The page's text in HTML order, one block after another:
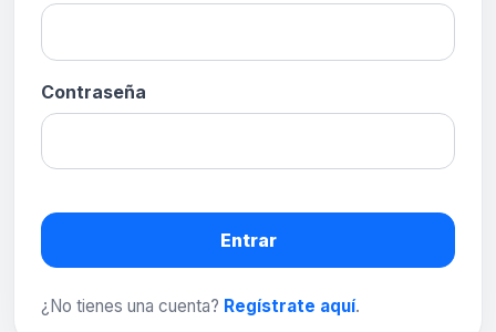
Contraseña
Entrar
¿No tienes una cuenta? Regístrate aquí.